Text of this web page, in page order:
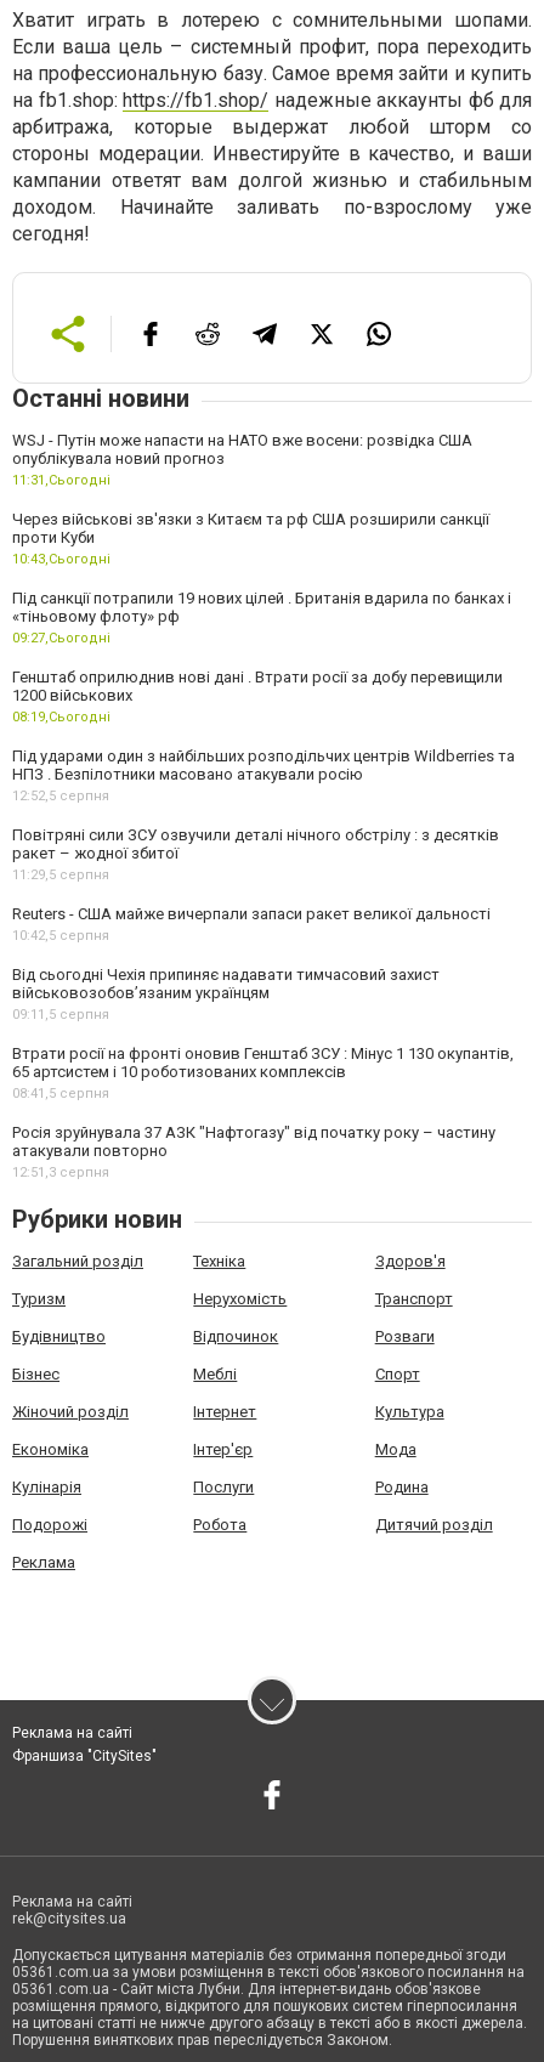
Хватит играть в лотерею с сомнительными шопами.
Если ваша цель – системный профит, пора переходить
на профессиональную базу. Самое время зайти и купить
на fb1.shop: https://fb1.shop/ надежные аккаунты фб для
арбитража, которые выдержат любой шторм со
стороны модерации. Инвестируйте в качество, и ваши
кампании ответят вам долгой жизнью и стабильным
доходом. Начинайте заливать по-взрослому уже
сегодня!
Останні новини
WSJ - Путін може напасти на НАТО вже восени: розвідка США
опублікувала новий прогноз
11:31,Сьогодні
Через військові зв'язки з Китаєм та рф США розширили санкції
проти Куби
10:43,Сьогодні
Під санкції потрапили 19 нових цілей . Британія вдарила по банках і
«тіньовому флоту» рф
09:27,Сьогодні
Генштаб оприлюднив нові дані . Втрати росії за добу перевищили
1200 військових
08:19,Сьогодні
Під ударами один з найбільших розподільчих центрів Wildberries та
НПЗ . Безпілотники масовано атакували росію
12:52,5 серпня
Повітряні сили ЗСУ озвучили деталі нічного обстрілу : з десятків
ракет – жодної збитої
11:29,5 серпня
Reuters - США майже вичерпали запаси ракет великої дальності
10:42,5 серпня
Від сьогодні Чехія припиняє надавати тимчасовий захист
військовозобов’язаним українцям
09:11,5 серпня
Втрати росії на фронті оновив Генштаб ЗСУ : Мінус 1 130 окупантів,
65 артсистем і 10 роботизованих комплексів
08:41,5 серпня
Росія зруйнувала 37 АЗК "Нафтогазу" від початку року – частину
атакували повторно
12:51,3 серпня
Рубрики новин
Загальний розділ Техніка Здоров'я
Туризм Нерухомість Транспорт
Будівництво Відпочинок Розваги
Бізнес Меблі Спорт
Жіночий розділ Інтернет Культура
Економіка Інтер'єр Мода
Кулінарія Послуги Родина
Подорожі Робота Дитячий розділ
Реклама
Реклама на сайті
Франшиза "CitySites"
Реклама на сайті
rek@citysites.ua
Допускається цитування матеріалів без отримання попередньої згоди
05361.com.ua за умови розміщення в тексті обов'язкового посилання на
05361.com.ua - Сайт міста Лубни. Для інтернет-видань обов'язкове
розміщення прямого, відкритого для пошукових систем гіперпосилання
на цитовані статті не нижче другого абзацу в тексті або в якості джерела.
Порушення виняткових прав переслідується Законом.